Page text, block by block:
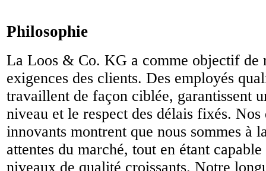
Philosophie
La Loos & Co. KG a comme objectif de
exigences des clients. Des employés
travaillent de façon ciblée, garantissent
niveau et le respect des délais fixés. Nos
innovants montrent que nous sommes à
attentes du marché, tout en étant
niveaux de qualité croissants. Notre